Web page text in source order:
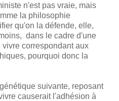
n'est pas vraie, mais
la philosophie
qu'on la défende, elle,
dans le cadre d'une
correspondant aux
pourquoi donc la
suivante, reposant
causerait l'adhésion à